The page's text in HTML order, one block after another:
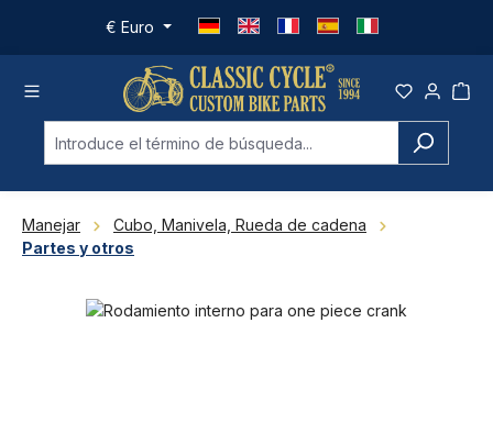
Saltar al contenido principal
€ Euro
Manejar
Cubo, Manivela, Rueda de cadena
Partes y otros
Omitir galería de imágenes